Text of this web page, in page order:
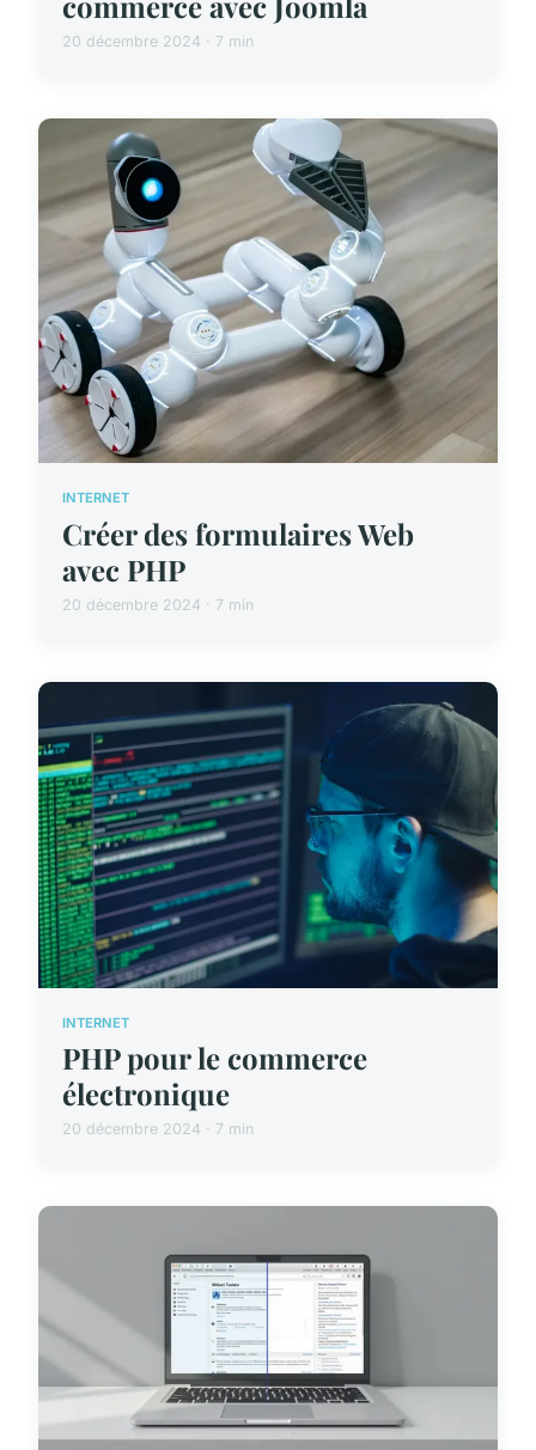
20 décembre 2024 · 7 min
INTERNET
Créer des formulaires Web
avec PHP
20 décembre 2024 · 7 min
INTERNET
PHP pour le commerce
électronique
20 décembre 2024 · 7 min